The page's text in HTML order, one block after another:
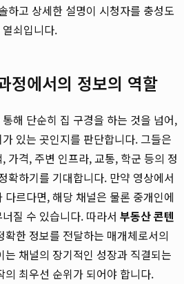
하고 상세한 설명이 시청자를 충성도
쇠입니다.
정에서의 정보의 역할
해 단순히 집 구경을 하는 것을 넘어,
있는 곳인지를 판단합니다. 그들은
가격, 주변 인프라, 교통, 학군 등의 정
확하기를 기대합니다. 만약 영상에서
르다면, 해당 채널은 물론 중개인에
질 수 있습니다. 따라서 부동산 콘텐
한 정보를 전달하는 매개체로서의
채널의 장기적인 성장과 직결되는
의 최우선 순위가 되어야 합니다.